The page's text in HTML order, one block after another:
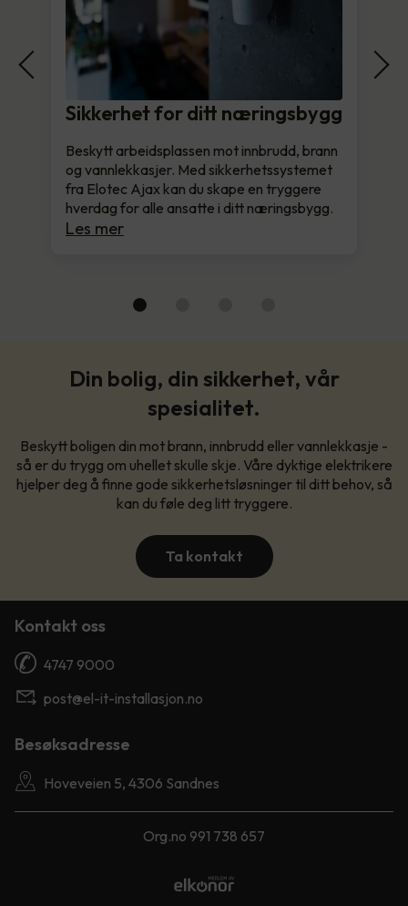
Sikkerhet for ditt næringsbygg
Beskytt arbeidsplassen mot innbrudd, brann
og vannlekkasjer. Med sikkerhetssystemet
fra Elotec Ajax kan du skape en tryggere
hverdag for alle ansatte i ditt næringsbygg.
Les mer
Din bolig, din sikkerhet, vår
spesialitet.
Beskytt boligen din mot brann, innbrudd eller vannlekkasje -
så er du trygg om uhellet skulle skje. Våre dyktige elektrikere
hjelper deg å finne gode sikkerhetsløsninger til ditt behov, så
kan du føle deg litt tryggere.
Ta kontakt
Kontakt oss
4747 9000
post@el-it-installasjon.no
Besøksadresse
Hoveveien 5, 4306 Sandnes
Org.no 991 738 657